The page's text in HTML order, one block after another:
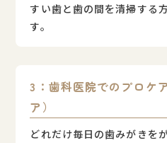
すい歯と歯の間を清掃する
す。
3：歯科医院でのプロケ
ア）
どれだけ毎日の歯みがきを